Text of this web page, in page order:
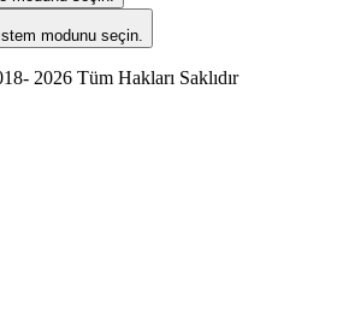
modunu seçin.
2026 Tüm Hakları Saklıdır